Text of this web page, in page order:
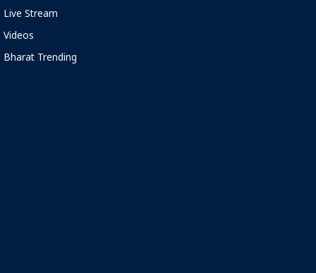
Live Stream
Videos
Bharat Trending